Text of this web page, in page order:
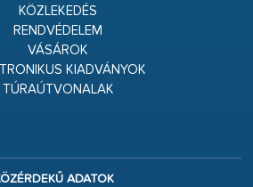
KÖZLEKEDÉS
RENDVÉDELEM
VÁSÁROK
KIADVÁNYOK
TÚRAÚTVONALAK
ADATOK